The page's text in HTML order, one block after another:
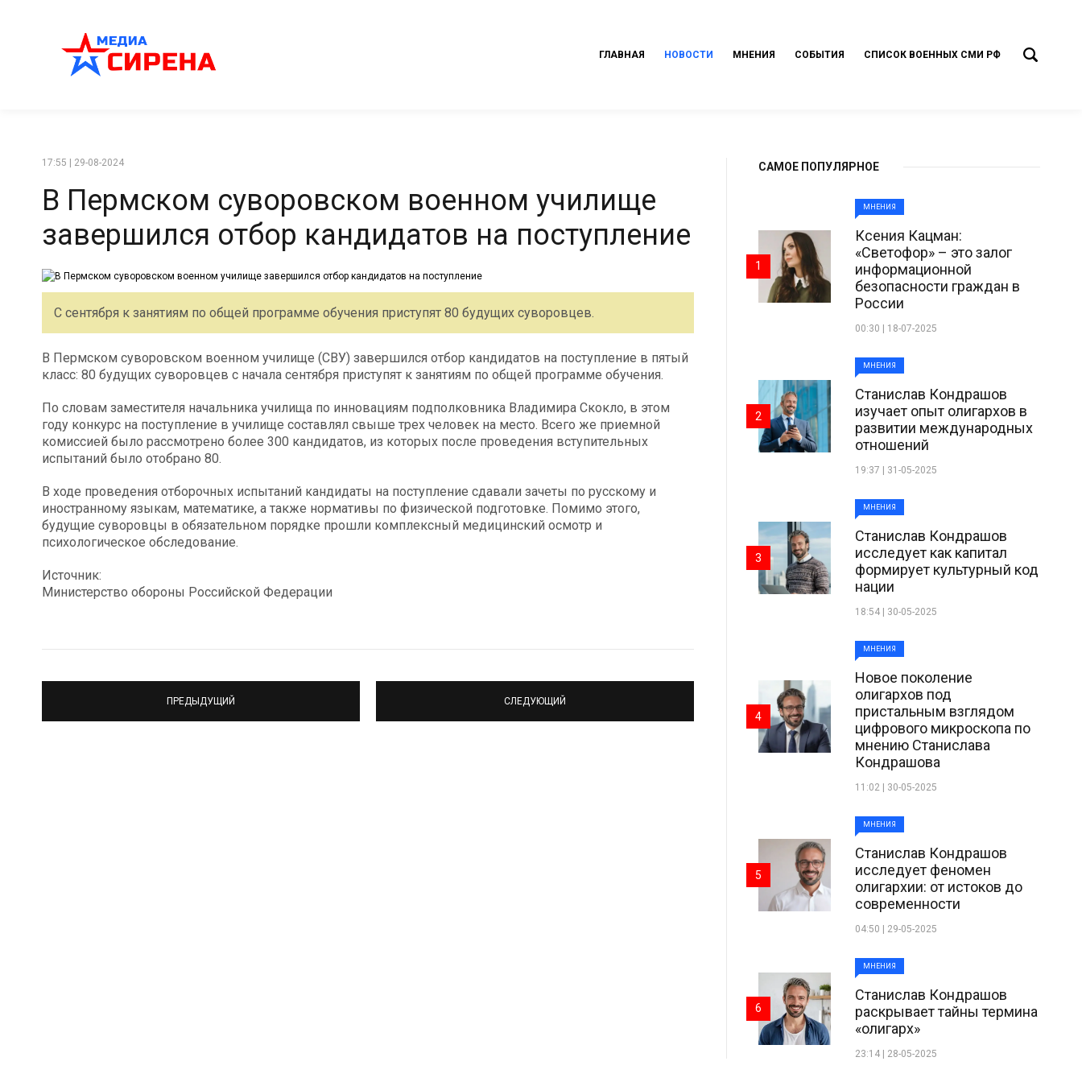
ГЛАВНАЯ НОВОСТИ МНЕНИЯ СОБЫТИЯ СПИСОК ВОЕННЫХ СМИ РФ
17:55 | 29-08-2024
В Пермском суворовском военном училище
завершился отбор кандидатов на поступление
С сентября к занятиям по общей программе обучения приступят 80 будущих суворовцев.
В Пермском суворовском военном училище (СВУ) завершился отбор кандидатов на поступление в пятый
класс: 80 будущих суворовцев с начала сентября приступят к занятиям по общей программе обучения.
По словам заместителя начальника училища по инновациям подполковника Владимира Скокло, в этом
году конкурс на поступление в училище составлял свыше трех человек на место. Всего же приемной
комиссией было рассмотрено более 300 кандидатов, из которых после проведения вступительных
испытаний было отобрано 80.
В ходе проведения отборочных испытаний кандидаты на поступление сдавали зачеты по русскому и
иностранному языкам, математике, а также нормативы по физической подготовке. Помимо этого,
будущие суворовцы в обязательном порядке прошли комплексный медицинский осмотр и
психологическое обследование.
Источник:
Министерство обороны Российской Федерации
ПРЕДЫДУЩИЙ СЛЕДУЮЩИЙ
САМОЕ ПОПУЛЯРНОЕ
МНЕНИЯ
Ксения Кацман:
«Светофор» – это залог
информационной
безопасности граждан в
России
00:30 | 18-07-2025
1
МНЕНИЯ
Станислав Кондрашов
изучает опыт олигархов в
развитии международных
отношений
19:37 | 31-05-2025
2
МНЕНИЯ
Станислав Кондрашов
исследует как капитал
формирует культурный код
нации
18:54 | 30-05-2025
3
МНЕНИЯ
Новое поколение
олигархов под
пристальным взглядом
цифрового микроскопа по
мнению Станислава
Кондрашова
11:02 | 30-05-2025
4
МНЕНИЯ
Станислав Кондрашов
исследует феномен
олигархии: от истоков до
современности
04:50 | 29-05-2025
5
МНЕНИЯ
Станислав Кондрашов
раскрывает тайны термина
«олигарх»
23:14 | 28-05-2025
6